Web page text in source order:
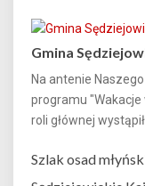
Gmina
Na antenie
programu
roli głównej
Szlak osad